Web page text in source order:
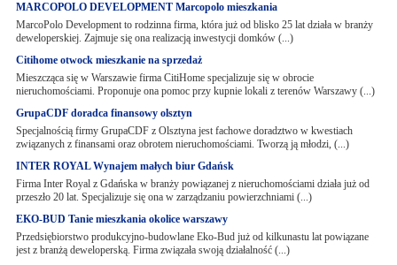
MARCOPOLO DEVELOPMENT Marcopolo mieszkania
MarcoPolo Development to rodzinna firma, która już od blisko 25 lat działa w branży
deweloperskiej. Zajmuje się ona realizacją inwestycji domków (...)
Citihome otwock mieszkanie na sprzedaż
Mieszcząca się w Warszawie firma CitiHome specjalizuje się w obrocie
nieruchomościami. Proponuje ona pomoc przy kupnie lokali z terenów Warszawy (...)
GrupaCDF doradca finansowy olsztyn
Specjalnością firmy GrupaCDF z Olsztyna jest fachowe doradztwo w kwestiach
związanych z finansami oraz obrotem nieruchomościami. Tworzą ją młodzi, (...)
INTER ROYAL Wynajem małych biur Gdańsk
Firma Inter Royal z Gdańska w branży powiązanej z nieruchomościami działa już od
przeszło 20 lat. Specjalizuje się ona w zarządzaniu powierzchniami (...)
EKO-BUD Tanie mieszkania okolice warszawy
Przedsiębiorstwo produkcyjno-budowlane Eko-Bud już od kilkunastu lat powiązane
jest z branżą deweloperską. Firma związała swoją działalność (...)